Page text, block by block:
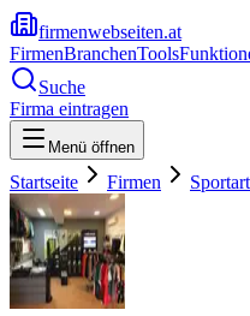
firmenwebseiten.at
FirmenBranchenTools
Suche
Firma eintragen
Menü öffnen
Startseite Firmen